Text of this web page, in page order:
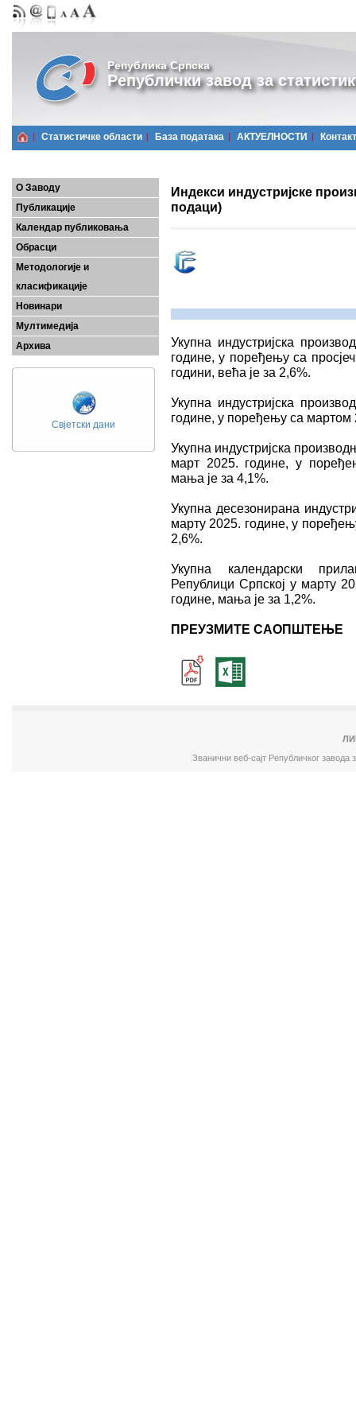
Република Српска
Републички завод за
Статистичке области Базa података АКТУЕЛНОСТИ Контакт
О Заводу
Публикације
Календар публиковања
Обрасци
Методологије и
класификације
Новинари
Мултимедија
Архива
Свјетски дани
Индекси индустријске
подаци)
Укупна индустријска
године, у поређењу са
години, већа је за 2,6%.
Укупна индустријска
године, у поређењу са мартом
Укупна индустријска
март 2025. године, у
мања је за 4,1%.
Укупна десезонирана
марту 2025. године, у
2,6%.
Укупна календарски
Републици Српској у марту
године, мања је за 1,2%.
ПРЕУЗМИТЕ САОПШТЕЊЕ
Званични веб-сајт Републичког